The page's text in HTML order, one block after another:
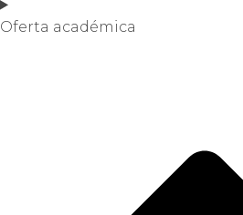
Oferta académica